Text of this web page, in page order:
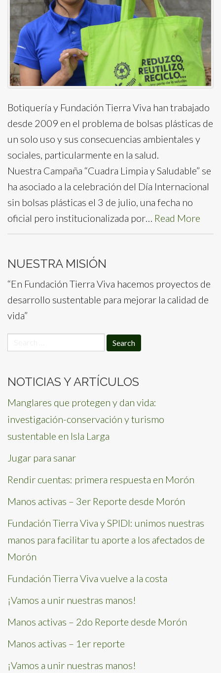
Botiquería y Fundación Tierra Viva han trabajado
desde 2009 en el problema de bolsas plásticas de
un solo uso y sus consecuencias ambientales y
sociales, particularmente en la salud.
Nuestra Campaña “Cuadra Limpia y Saludable” se
ha asociado a la celebración del Día Internacional
sin bolsas plásticas el 3 de julio, una fecha no
oficial pero institucionalizada por… Read More
NUESTRA MISIÓN
“En Fundación Tierra Viva hacemos proyectos de
desarrollo sustentable para mejorar la calidad de
vida”
for:
NOTICIAS Y ARTÍCULOS
Manglares que protegen y dan vida:
investigación-conservación y turismo
sustentable en Isla Larga
Jugar para sanar
Rendir cuentas: primera respuesta en Morón
Manos activas – 3er Reporte desde Morón
Fundación Tierra Viva y SPIDI: unimos nuestras
manos para facilitar tu aporte a los afectados de
Morón
Fundación Tierra Viva vuelve a la costa
¡Vamos a unir nuestras manos!
Manos activas – 2do Reporte desde Morón
Manos activas – 1er reporte
¡Vamos a unir nuestras manos!